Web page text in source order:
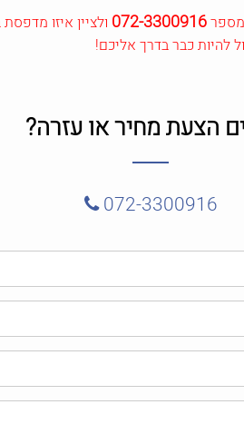
072-3300916
הצעת מחיר או עזרה?
072-3300916